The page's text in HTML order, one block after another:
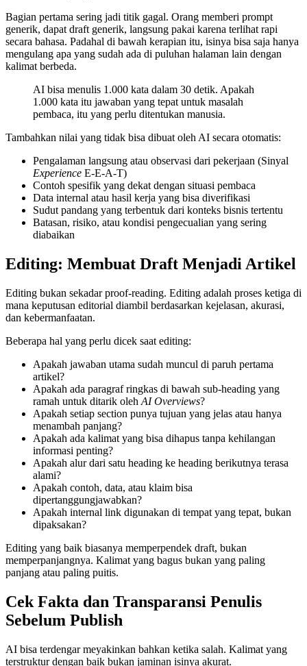
Bagian pertama sering jadi titik gagal. Orang memberi prompt
generik, dapat draft generik, langsung pakai karena terlihat rapi
secara bahasa. Padahal di bawah kerapian itu, isinya bisa saja hanya
mengulang apa yang sudah ada di puluhan halaman lain dengan
kalimat berbeda.
AI bisa menulis 1.000 kata dalam 30 detik. Apakah
1.000 kata itu jawaban yang tepat untuk masalah
pembaca, itu yang perlu ditentukan manusia.
Tambahkan nilai yang tidak bisa dibuat oleh AI secara otomatis:
Pengalaman langsung atau observasi dari pekerjaan (Sinyal
Experience E-E-A-T)
Contoh spesifik yang dekat dengan situasi pembaca
Data internal atau hasil kerja yang bisa diverifikasi
Sudut pandang yang terbentuk dari konteks bisnis tertentu
Batasan, risiko, atau kondisi pengecualian yang sering
diabaikan
Editing: Membuat Draft Menjadi Artikel
Editing bukan sekadar proof-reading. Editing adalah proses ketiga di
mana keputusan editorial diambil berdasarkan kejelasan, akurasi,
dan kebermanfaatan.
Beberapa hal yang perlu dicek saat editing:
Apakah jawaban utama sudah muncul di paruh pertama
artikel?
Apakah ada paragraf ringkas di bawah sub-heading yang
ramah untuk ditarik oleh AI Overviews?
Apakah setiap section punya tujuan yang jelas atau hanya
menambah panjang?
Apakah ada kalimat yang bisa dihapus tanpa kehilangan
informasi penting?
Apakah alur dari satu heading ke heading berikutnya terasa
alami?
Apakah contoh, data, atau klaim bisa
dipertanggungjawabkan?
Apakah internal link digunakan di tempat yang tepat, bukan
dipaksakan?
Editing yang baik biasanya memperpendek draft, bukan
memperpanjangnya. Kalimat yang bagus bukan yang paling
panjang atau paling puitis.
Cek Fakta dan Transparansi Penulis
Sebelum Publish
AI bisa terdengar meyakinkan bahkan ketika salah. Kalimat yang
terstruktur dengan baik bukan jaminan isinya akurat.